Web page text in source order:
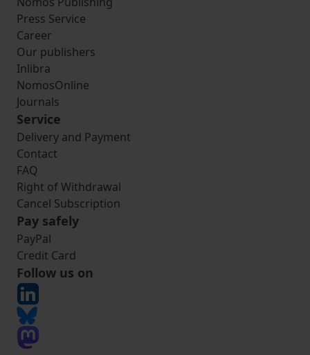
Press Service
Career
Our publishers
Inlibra
NomosOnline
Journals
Service
Delivery and Payment
Contact
FAQ
Right of Withdrawal
Cancel Subscription
Pay safely
PayPal
Credit Card
Follow us on